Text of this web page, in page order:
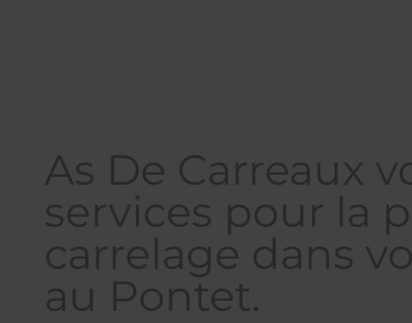
As De Carreaux
services pour la
carrelage dans
au Pontet.